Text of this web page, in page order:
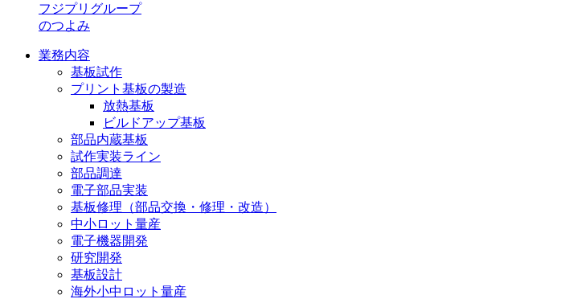
フジプリグループ
のつよみ
業務内容
基板試作
プリント基板の製造
放熱基板
ビルドアップ基板
部品内蔵基板
試作実装ライン
部品調達
電子部品実装
基板修理（部品交換・修理・改造）
中小ロット量産
電子機器開発
研究開発
基板設計
海外小中ロット量産